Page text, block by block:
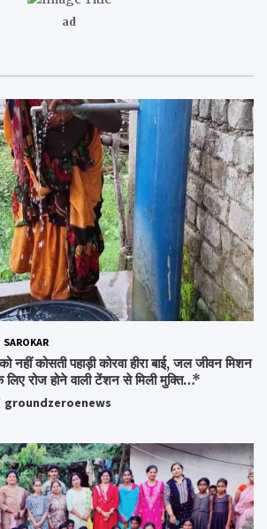
ad
SAROKAR
कोसती पहाड़ी कोरवा हीरा बाई, जल जीवन मिशन
रोज होने वाली टेंशन से मिली मुक्ति…*
groundzeroenews